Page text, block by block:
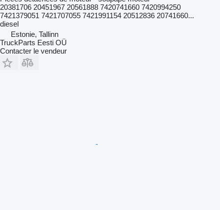
20381706 20451967 20561888 7420741660 7420994250
7421379051 7421707055 7421991154 20512836 20741660...
diesel
Estonie, Tallinn
TruckParts Eesti OÜ
Contacter le vendeur